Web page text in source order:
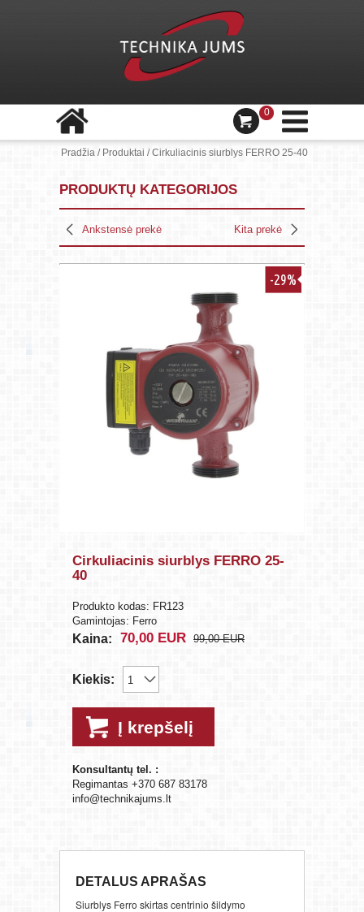
0
Pradžia / Produktai /Cirkuliacinis siurblys FERRO 25-40
PRODUKTŲ KATEGORIJOS
Ankstensė prekė Kita prekė
-29%
Cirkuliacinis siurblys FERRO 25-
40
Produkto kodas: FR123
Gamintojas: Ferro
Kaina: 70,00 EUR 99,00EUR
Kiekis:
Į krepšelį
Konsultantų tel. :
Regimantas +370 687 83178
info@technikajums.lt
DETALUS APRAŠAS
Siurblys Ferro skirtas centrinio šildymo